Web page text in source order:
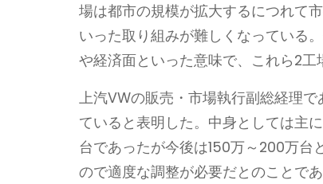
場は都市の規模が拡大するにつれて
いった取り組みが難しくなっている
や経済面といった意味で、これら2工
上汽VWの販売・市場執行副総経理
ていると表明した。中身としては主
台であったが今後は150万～200万台
ので適度な調整が必要だとのことであ